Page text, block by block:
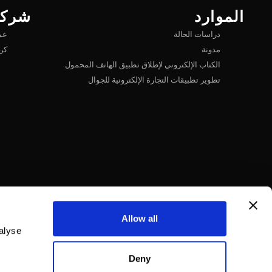
Allow all
Deny
الموارد
دراسات الحالة
مدونة
الكتاب الإلكتروني لإطلاق تطبيق الهاتف المحمول
تطوير تطبيقات التجارة الإلكترونية للجوال